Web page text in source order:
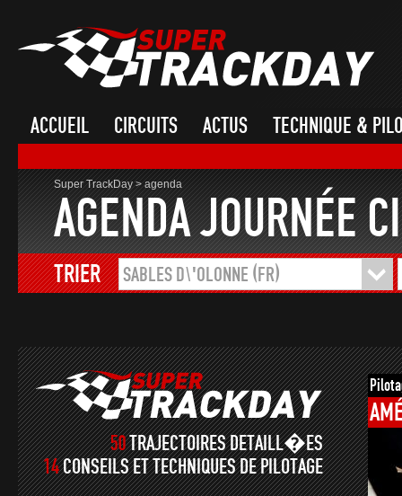
ACCUEIL CIRCUITS ACTUS TECHNIQUE &
Super TrackDay>agenda
AGENDA JOURNÉE
TRIER SABLES D\'OLONNE (FR)
50TRAJECTOIRES DETAILL�ES
14CONSEILS ET TECHNIQUES DE PILOTAGE